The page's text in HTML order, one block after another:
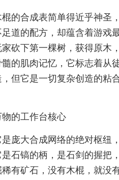
的合成表简单得近乎神圣
道的配方，却蕴含着游戏
砍下第一棵树，获得原木
的肌肉记忆，它标志着从
但它是一切复杂创造的粘
的工作台核心
庞大合成网络的绝对枢纽
石镐的柄，是石剑的握把
有矿石，没有木棍，就没